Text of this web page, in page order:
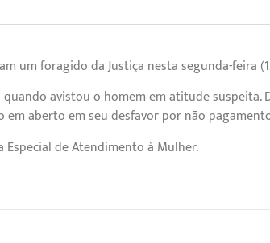
um foragido da Justiça nesta segunda-feira
avistou o homem em atitude suspeita.
aberto em seu desfavor por não
Especial de Atendimento à Mulher.